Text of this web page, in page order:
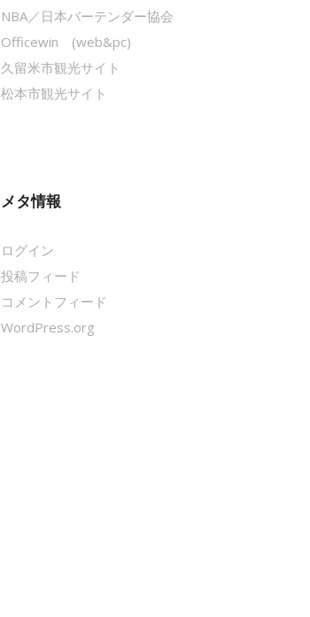
NBA／日本バーテンダー協会
Officewin (web&pc)
久留米市観光サイト
松本市観光サイト
メタ情報
ログイン
投稿フィード
コメントフィード
WordPress.org